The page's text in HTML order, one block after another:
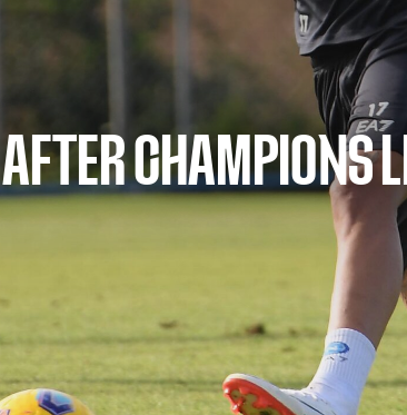
CHAMPIONS